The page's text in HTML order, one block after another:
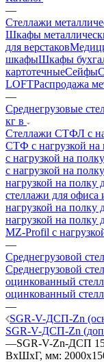
—
Стеллажи
Шкафы
для верстаков
шкафыШкафы
картотечныеСейфы
LOFTРаспродажа
—
Среднегрузовые
кг в
Стеллажи СТФЛ с
СТФ с нагрузкой на
с нагрузкой на
с нагрузкой на
нагрузкой на полку
стеллажи для
нагрузкой на полку
нагрузкой на полку
MZ-Profil с
—
Среднегрузовой
Среднегрузовой
оцинкованный
оцинкованный
—
SGR-V-ДСП-Zn
SGR-V-ДСП-Zn
—SGR-V-Zn-ДСП
ВхШхГ, мм: